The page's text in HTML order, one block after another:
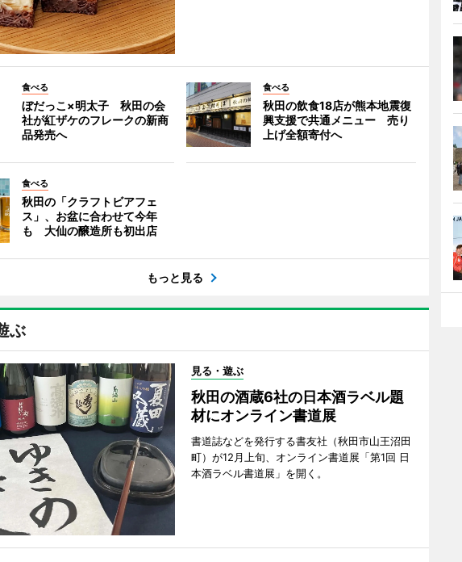
食べる
ぼだっこ×明太子 秋田の会
社が紅ザケのフレークの新商
品発売へ
食べる
秋田の飲食18店が熊本地震復
興支援で共通メニュー 売り
上げ全額寄付へ
食べる
秋田の「クラフトビアフェ
ス」、お盆に合わせて今年
も 大仙の醸造所も初出店
もっと見る
ぶ
見る・遊ぶ
秋田の酒蔵6社の日本酒ラベル題
材にオンライン書道展
書道誌などを発行する書友社（秋田市山王沼田
町）が12月上旬、オンライン書道展「第1回 日
本酒ラベル書道展」を開く。